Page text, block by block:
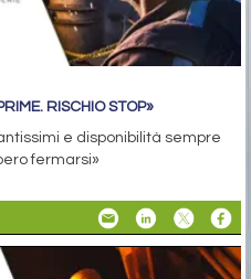
RISCHIO STOP»
e disponibilità sempre
fermarsi»